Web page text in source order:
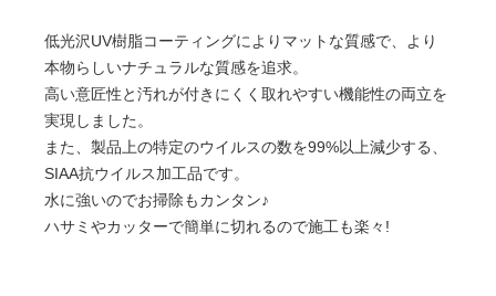
低光沢UV樹脂コーティングによりマットな質感で、より
本物らしいナチュラルな質感を追求。
高い意匠性と汚れが付きにくく取れやすい機能性の両立を
実現しました。
また、製品上の特定のウイルスの数を99%以上減少する、
SIAA抗ウイルス加工品です。
水に強いのでお掃除もカンタン♪
ハサミやカッターで簡単に切れるので施工も楽々!